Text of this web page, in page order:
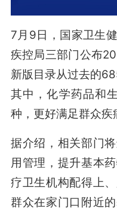
7月9日，国家卫生
疾控局三部门公布
新版目录从过去的
其中，化学药品和
种，更好满足群众疾
据介绍，相关部门
用管理，提升基本
疗卫生机构配得上
群众在家门口附近